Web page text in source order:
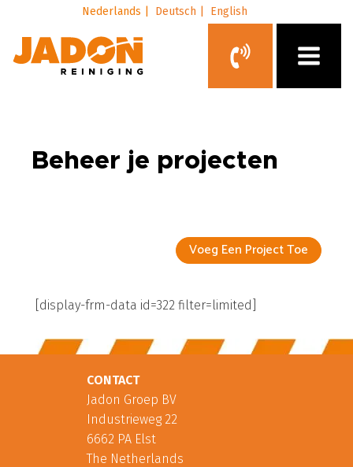
Nederlands | Deutsch | English
Beheer je projecten
Voeg Een Project Toe
[display-frm-data id=322 filter=limited]
CONTACT
Jadon Groep BV
Industrieweg 22
6662 PA Elst
The Netherlands